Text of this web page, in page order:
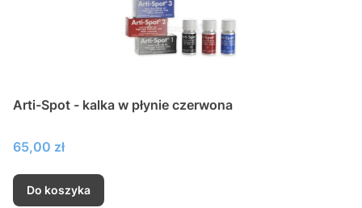
Arti-Spot - kalka w płynie czerwona
Cena
65,00 zł
Do koszyka